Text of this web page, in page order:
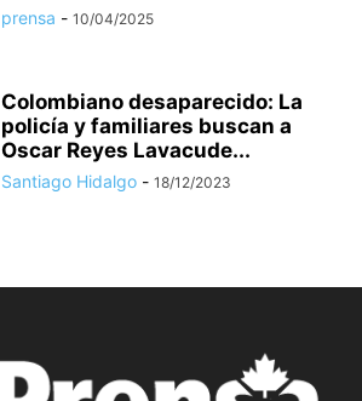
prensa - 10/04/2025
Colombiano desaparecido: La
policía y familiares buscan a
Oscar Reyes Lavacude...
Santiago Hidalgo - 18/12/2023